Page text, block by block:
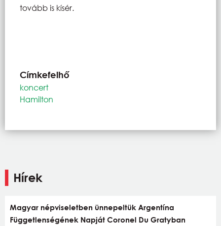
tovább is kísér.
Címkefelhő
koncert
Hamilton
Hírek
Magyar népviseletben ünnepeltük Argentína
Függetlenségének Napját Coronel Du Gratyban